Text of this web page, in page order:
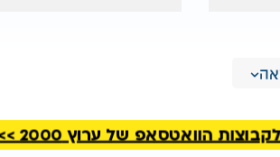
רוגע. האכילה מאפשרת הסחת דעת.
אכילה רגשית, כמו עישון, כמו כעס,
הוואטסאפ של ערוץ 2000 >>>